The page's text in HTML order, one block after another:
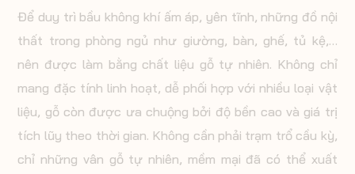
Để duy trì bầu không khí ấm áp, yên tĩnh, những đồ nội
thất trong phòng ngủ như giường, bàn, ghế, tủ kệ,…
nên được làm bằng chất liệu gỗ tự nhiên. Không chỉ
mang đặc tính linh hoạt, dễ phối hợp với nhiều loại vật
liệu, gỗ còn được ưa chuộng bởi độ bền cao và giá trị
tích lũy theo thời gian. Không cần phải trạm trổ cầu kỳ,
chỉ những vân gỗ tự nhiên, mềm mại đã có thể xuất